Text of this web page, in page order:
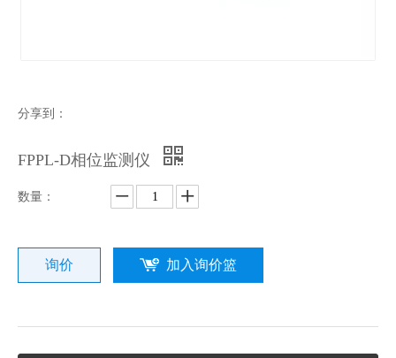
分享到：
FPPL-D相位监测仪
数量：
询价 加入询价篮